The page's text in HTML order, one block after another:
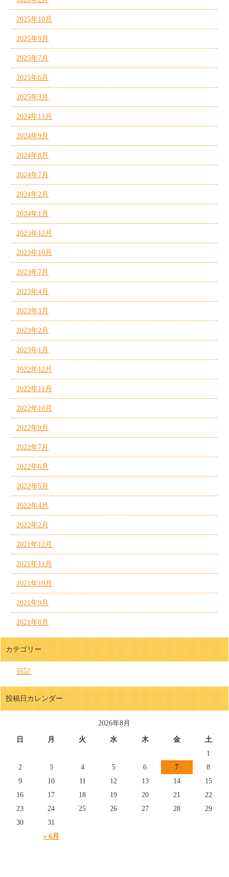
2025年10月
2025年9月
2025年7月
2025年6月
2025年3月
2024年11月
2024年9月
2024年8月
2024年7月
2024年2月
2024年1月
2023年12月
2023年10月
2023年7月
2023年4月
2023年3月
2023年2月
2023年1月
2022年12月
2022年11月
2022年10月
2022年9月
2022年7月
2022年6月
2022年5月
2022年4月
2022年2月
2021年12月
2021年11月
2021年10月
2021年9月
2021年8月
カテゴリー
日記
投稿日カレンダー
2026年8月
日 月 火 水 木 金 土
« 6月
1
2
3 4 5 6 7
8
9
10 11 12 13 14
15
16
17 18 19 20 21
22
23
24 25 26 27 28
29
30
31